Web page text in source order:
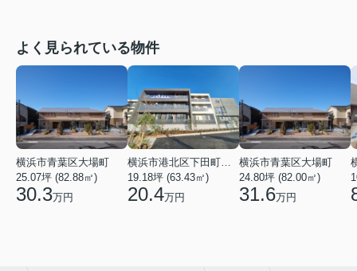
よく見られている物件
横浜市青葉区大場町
25.07坪 (82.88㎡)
30.3万円
19.18坪 (63.43㎡)
20.4万円
横浜市青葉区大場町
24.80坪 (82.00㎡)
31.6万円